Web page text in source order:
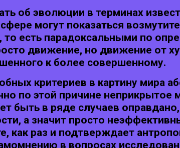
об эволюции в терминах
сфере могут показаться
есть парадоксальными по
движение, но движение от
к более совершенному.
критериев в картину мира
по этой причине
быть в ряде случаев
а значит просто
как раз и подтверждает
в вопросах